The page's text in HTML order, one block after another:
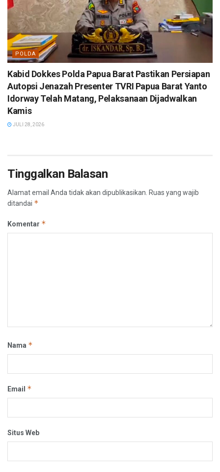
POLDA
Kabid Dokkes Polda Papua Barat Pastikan Persiapan
Autopsi Jenazah Presenter TVRI Papua Barat Yanto
Idorway Telah Matang, Pelaksanaan Dijadwalkan
Kamis
JULI 28, 2026
Tinggalkan Balasan
Alamat email Anda tidak akan dipublikasikan. Ruas yang wajib
ditandai *
Komentar *
Nama *
Email *
Situs Web